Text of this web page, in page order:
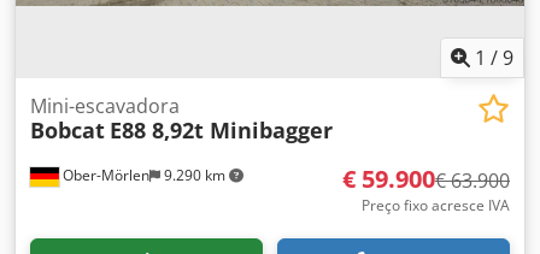
1 /9
Ober-Mörlen 9.290 km
Mini-escavadora
Bobcat E88 8,92t Minibagger
€ 59.900€ 63.900
Preço fixo acresce IVA